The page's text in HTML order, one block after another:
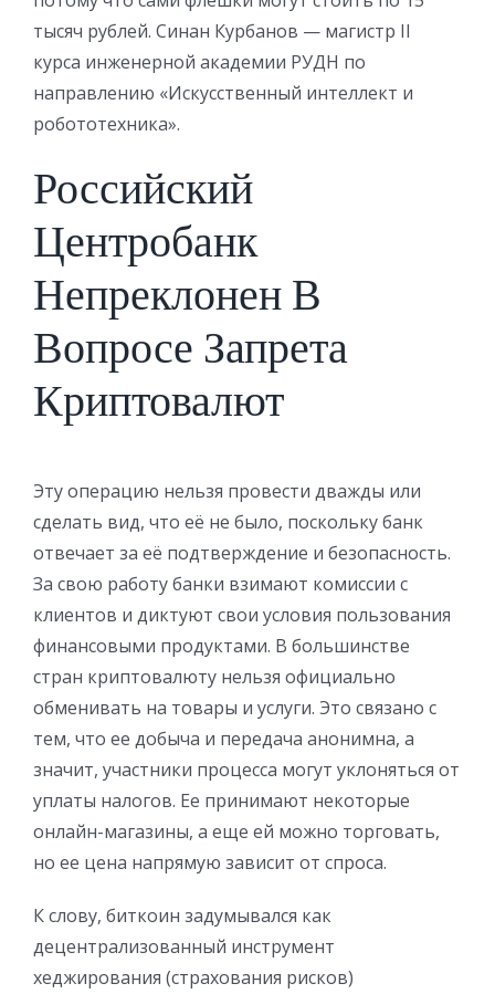
тысяч рублей. Синан Курбанов — магистр II
курса инженерной академии РУДН по
направлению «Искусственный интеллект и
робототехника».
Российский
Центробанк
Непреклонен В
Вопросе Запрета
Криптовалют
Эту операцию нельзя провести дважды или
сделать вид, что её не было, поскольку банк
отвечает за её подтверждение и безопасность.
За свою работу банки взимают комиссии с
клиентов и диктуют свои условия пользования
финансовыми продуктами. В большинстве
стран криптовалюту нельзя официально
обменивать на товары и услуги. Это связано с
тем, что ее добыча и передача анонимна, а
значит, участники процесса могут уклоняться от
уплаты налогов. Ее принимают некоторые
онлайн-магазины, а еще ей можно торговать,
но ее цена напрямую зависит от спроса.
К слову, биткоин задумывался как
децентрализованный инструмент
хеджирования (страхования рисков)